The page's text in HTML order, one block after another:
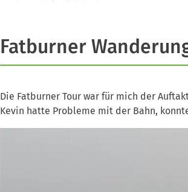
Fatburner
Die Fatburner Tour war für mich der
Kevin hatte Probleme mit der Bahn,